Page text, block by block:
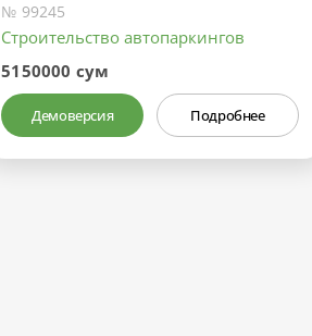
№ 99245
Строительство автопаркингов
5150000 сум
Демоверсия Подробнее